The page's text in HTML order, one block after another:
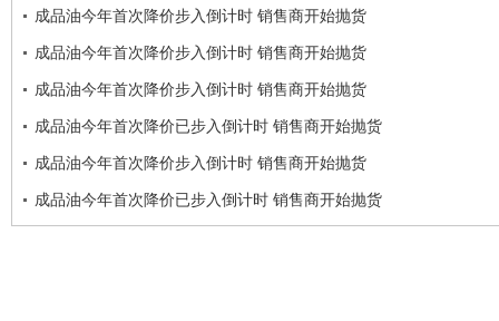
成品油今年首次降价步入倒计时 销售商开始抛货
成品油今年首次降价步入倒计时 销售商开始抛货
成品油今年首次降价步入倒计时 销售商开始抛货
成品油今年首次降价已步入倒计时 销售商开始抛货
成品油今年首次降价步入倒计时 销售商开始抛货
成品油今年首次降价已步入倒计时 销售商开始抛货